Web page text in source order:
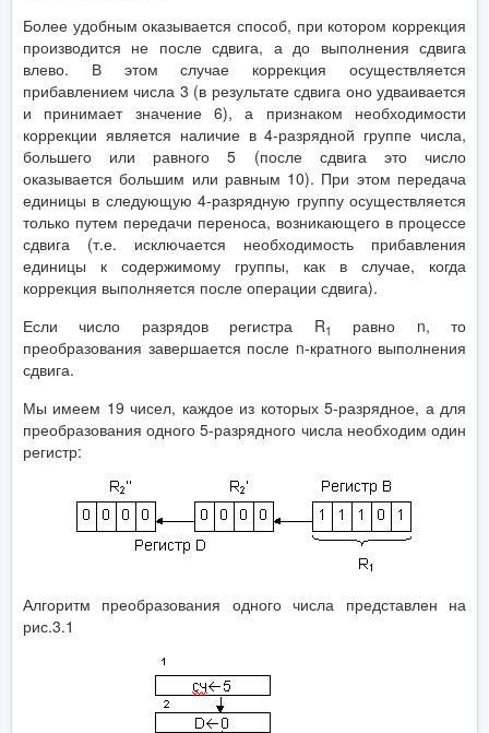
Более удобным оказывается способ, при котором коррекция
производится не после сдвига, а до выполнения сдвига
влево. В этом случае коррекция осуществляется
прибавлением числа 3 (в результате сдвига оно удваивается
и принимает значение 6), а признаком необходимости
коррекции является наличие в 4-разрядной группе числа,
большего или равного 5 (после сдвига это число
оказывается большим или равным 10). При этом передача
единицы в следующую 4-разрядную группу осуществляется
только путем передачи переноса, возникающего в процессе
сдвига (т.е. исключается необходимость прибавления
единицы к содержимому группы, как в случае, когда
коррекция выполняется после операции сдвига).
Если число разрядов регистра R1
равно n, то
преобразования завершается после n-кратного выполнения
сдвига.
Мы имеем 19 чисел, каждое из которых 5-разрядное, а для
преобразования одного 5-разрядного числа необходим один
регистр:
Алгоритм преобразования одного числа представлен на
рис.3.1